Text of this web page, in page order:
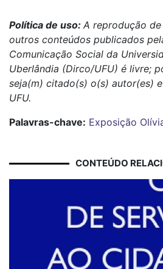
Política de uso: A reprodução
outros conteúdos publicados
Comunicação Social da
Uberlândia (Dirco/UFU) é livre;
seja(m) citado(s) o(s) autor(es)
UFU.
Palavras-chave: Exposição
CONTEÚDO